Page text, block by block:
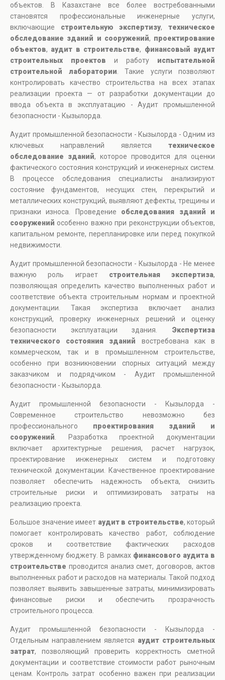
объектов. В Казахстане все более востребованными
становятся профессиональные инженерные услуги,
включающие строительную экспертизу,техническое
обследование зданий и сооружений, проектирование
объектов, аудит в строительстве, финансовый аудит
строительных проектов и работу испытательной
строительной лаборатории . Такие услуги позволяют
контролировать качество строительства на всех этапах
реализации проекта — от разработки документации до
ввода объекта в эксплуатацию - Аудит промышленной
безопасности - Кызылорда.
Аудит промышленной безопасности - Кызылорда - Одним из
ключевых направлений является техническое
обследование зданий, которое проводится для оценки
фактического состояния конструкций и инженерных систем.
В процессе обследования специалисты анализируют
состояние фундаментов, несущих стен, перекрытий и
металлических конструкций, выявляют дефекты, трещины и
признаки износа. Проведение обследования зданий и
сооружений особенно важно при реконструкции объектов,
капитальном ремонте, перепланировке или перед покупкой
недвижимости.
Аудит промышленной безопасности - Кызылорда - Не менее
важную роль играет строительная экспертиза,
позволяющая определить качество выполненных работ и
соответствие объекта строительным нормам и проектной
документации. Такая экспертиза включает анализ
конструкций, проверку инженерных решений и оценку
безопасности эксплуатации здания. Экспертиза
технического состояния зданий востребована как в
коммерческом, так и в промышленном строительстве,
особенно при возникновении спорных ситуаций между
заказчиком и подрядчиком - Аудит промышленной
безопасности - Кызылорда.
Аудит промышленной безопасности - Кызылорда -
Современное строительство невозможно без
профессионального проектирования зданий и
сооружений . Разработка проектной документации
включает архитектурные решения, расчет нагрузок,
проектирование инженерных систем и подготовку
технической документации. Качественное проектирование
позволяет обеспечить надежность объекта, снизить
строительные риски и оптимизировать затраты на
реализацию проекта.
Большое значение имеет аудит в строительстве, который
помогает контролировать качество работ, соблюдение
сроков и соответствие фактических расходов
утвержденному бюджету. В рамках финансового аудита в
строительстве проводится анализ смет, договоров, актов
выполненных работ и расходов на материалы. Такой подход
позволяет выявить завышенные затраты, минимизировать
финансовые риски и обеспечить прозрачность
строительного процесса.
Аудит промышленной безопасности - Кызылорда -
Отдельным направлением является аудит строительных
затрат, позволяющий проверить корректность сметной
документации и соответствие стоимости работ рыночным
ценам. Контроль затрат особенно важен при реализации